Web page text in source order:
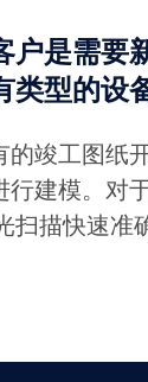
户是需要
型的设
的竣工图纸
建模。对
扫描快速